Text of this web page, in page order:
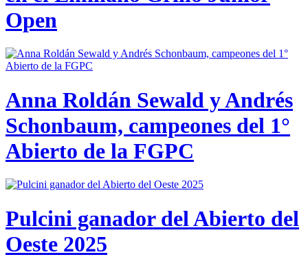
Open
Anna Roldán Sewald y Andrés
Schonbaum, campeones del 1°
Abierto de la FGPC
Pulcini ganador del Abierto del
Oeste 2025